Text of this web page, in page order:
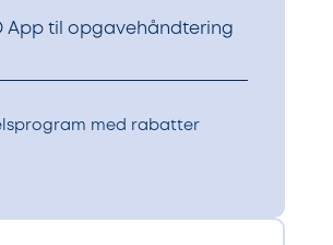
App til opgavehåndtering
med rabatter